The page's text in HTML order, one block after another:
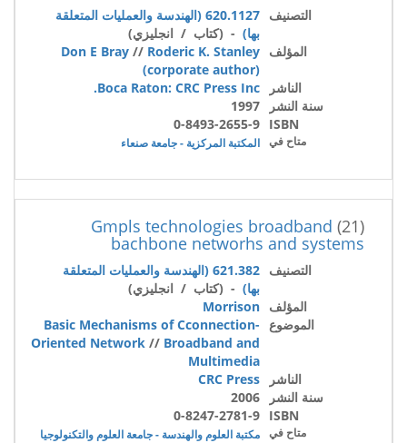
التصنيف
620.1127 (الهندسة والعمليات المتعلقة
بها) - (كتاب / انجليزي)
المؤلف
Don E Bray // Roderic K. Stanley
(corporate author)
الناشر
Boca Raton: CRC Press Inc.
سنة النشر
1997
ISBN
0-8493-2655-9
متاح في المكتبة المركزية - جامعة صنعاء
(21)
Gmpls technologies broadband
bachbone networhs and systems
التصنيف
621.382 (الهندسة والعمليات المتعلقة
بها) - (كتاب / انجليزي)
المؤلف Morrison
الموضوع Basic Mechanisms of Cconnection-
Oriented Network // Broadband and
Multimedia
الناشر
CRC Press
سنة النشر
2006
ISBN
0-8247-2781-9
متاح في مكتبة العلوم والهندسة - جامعة العلوم والتكنولوجيا